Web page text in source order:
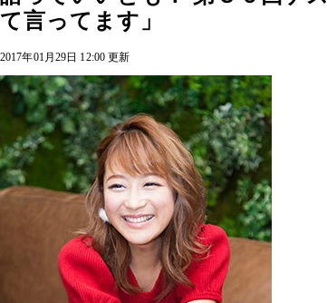
て言ってます」
2017年01月29日 12:00 更新